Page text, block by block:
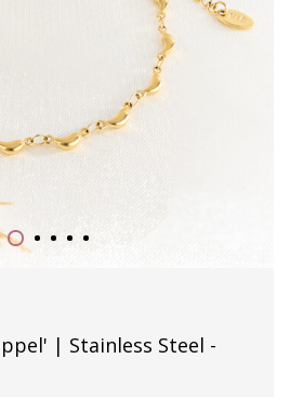
| Stainless Steel -